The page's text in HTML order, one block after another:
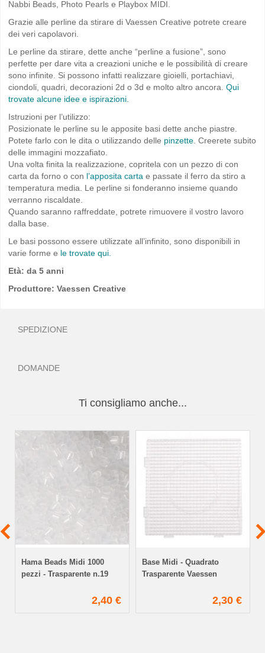
Nabbi Beads, Photo Pearls e Playbox MIDI.
Grazie alle perline da stirare di Vaessen Creative potrete creare
dei veri capolavori.
Le perline da stirare, dette anche “perline a fusione”, sono
perfette per dare vita a creazioni uniche e le possibilità di creare
sono infinite. Si possono infatti realizzare gioielli, portachiavi,
ciondoli, quadri, decorazioni 2d o 3d e molto altro ancora.Qui
trovate alcune idee e ispirazioni.
Istruzioni per l’utilizzo:
Posizionate le perline su le apposite basi dette anche piastre.
Potete farlo con le dita o utilizzando delle pinzette. Creerete subito
delle immagini mozzafiato.
Una volta finita la realizzazione, copritela con un pezzo di con
carta da forno o con l’apposita carta e passate il ferro da stiro a
temperatura media. Le perline si fonderanno insieme quando
verranno riscaldate.
Quando saranno raffreddate, potrete rimuovere il vostro lavoro
dalla base.
Le basi possono essere utilizzate all’infinito, sono disponibili in
varie forme e le trovate qui.
Età: da 5 anni
Produttore: Vaessen Creative
SPEDIZIONE
DOMANDE
Ti consigliamo anche...
Hama Beads Midi 1000
pezzi - Trasparente n.19
2,40 €
Base Midi - Quadrato
Trasparente Vaessen
2,30 €